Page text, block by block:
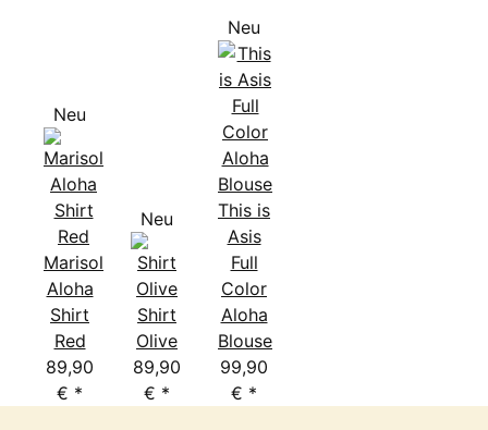
Neu
Marisol
Aloha
Shirt
Red
89,90
€ *
Neu
Shirt
Olive
89,90
€ *
Neu
This is
Asis
Full
Color
Aloha
Blouse
99,90
€ *